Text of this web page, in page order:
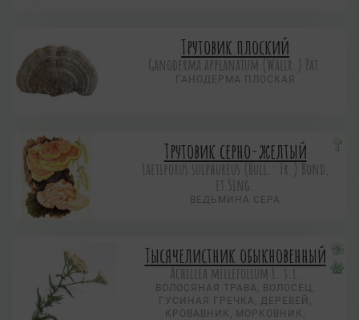
Трутовик плоский
Ganoderma applanatum (Wallr.) Pat.
ГАНОДЕРМА ПЛОСКАЯ
Трутовик серно-желтый
Laetiporus sulphureus (Bull.: Fr.) Bond,
et Sing.
ВЕДЬМИНА СЕРА
Тысячелистник обыкновенный
Achillea millefolium L. s.l.
ВОЛОСЯНАЯ ТРАВА, ВОЛОСЕЦ,
ГУСИНАЯ ГРЕЧКА, ДЕРЕВЕЙ,
КРОВАВНИК, МОРКОВНИК,